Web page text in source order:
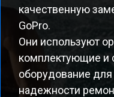
качественную
GoPro.
Они используют
комплектующие и
оборудование
надежности